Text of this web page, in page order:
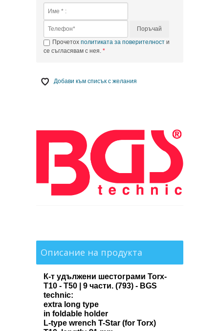
Поръчай
Прочетох политиката за поверителности
се съгласявам с нея.
Добави към списък с желания
Описание на продукта
К-т удължени шестограми Torx-
T10 - T50 | 9 части. (793) - BGS
technic:
extra long type
in foldable holder
L-type wrench T-Star (for Torx)